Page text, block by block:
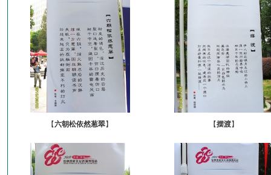
【六朝松依然葱翠】 【摆渡】